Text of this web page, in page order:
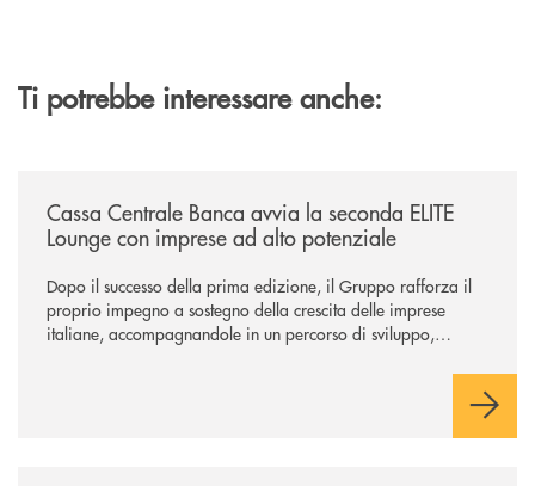
Ti potrebbe interessare anche:
Cassa Centrale Banca avvia la seconda ELITE
Lounge con imprese ad alto potenziale
Dopo il successo della prima edizione, il Gruppo rafforza il
proprio impegno a sostegno della crescita delle imprese
italiane, accompagnandole in un percorso di sviluppo,